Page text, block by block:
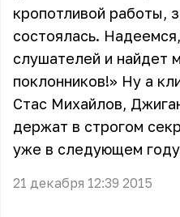
кропотливой работы,
состоялась.
слушателей и найдет
поклонников!» Ну а
Стас Михайлов,
держат в строгом
уже в следующем
21 декабря 12:39 2015